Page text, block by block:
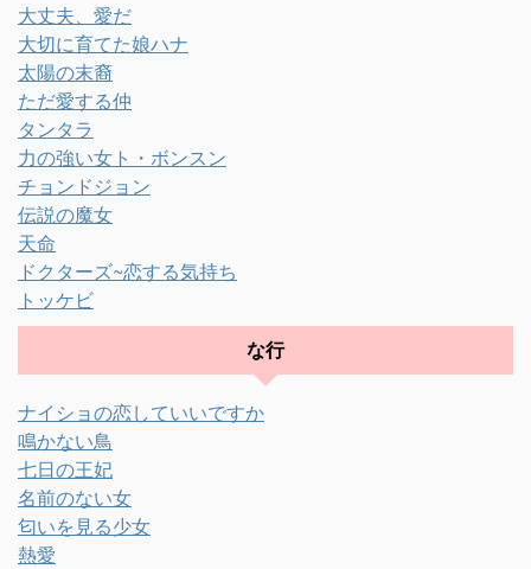
大丈夫、愛だ
大切に育てた娘ハナ
太陽の末裔
ただ愛する仲
タンタラ
力の強い女ト・ボンスン
チョンドジョン
伝説の魔女
天命
ドクターズ~恋する気持ち
トッケビ
な行
ナイショの恋していいですか
鳴かない鳥
七日の王妃
名前のない女
匂いを見る少女
熱愛